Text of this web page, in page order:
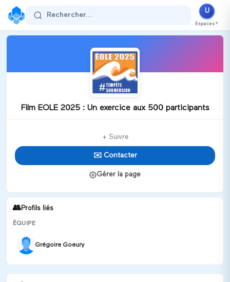
Rechercher...
U
Espaces ▼
Film EOLE 2025 : Un exercice aux 500 participants
+ Suivre
✉️ Contacter
Gérer la page
👥Profils liés
ÉQUIPE
Grégoire Goeury